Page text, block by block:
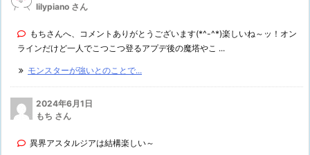
lilypiano さん
もちさんへ、コメントありがとうございます(*^-^*)楽しいね～ッ！オン
ラインだけど一人でこつこつ登るアプデ後の魔塔やこ ...
モンスターが強いとのことで...
2024年6月1日
もち さん
異界アスタルジアは結構楽しい～